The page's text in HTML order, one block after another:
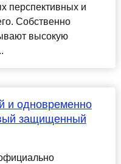
перспективных и
Собственно
высокую
и одновременно
защищенный